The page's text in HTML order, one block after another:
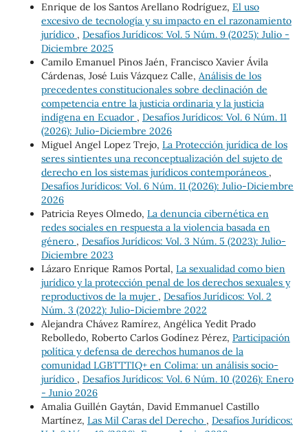
Enrique de los Santos Arellano Rodríguez, El uso
excesivo de tecnología y su impacto en el razonamiento
jurídico , Desafíos Jurídicos: Vol. 5 Núm. 9 (2025): Julio -
Diciembre 2025
Camilo Emanuel Pinos Jaén, Francisco Xavier Ávila
Cárdenas, José Luis Vázquez Calle, Análisis de los
precedentes constitucionales sobre declinación de
competencia entre la justicia ordinaria y la justicia
indígena en Ecuador , Desafíos Jurídicos: Vol. 6 Núm. 11
(2026): Julio-Diciembre 2026
Miguel Angel Lopez Trejo, La Protección jurídica de los
seres sintientes una reconceptualización del sujeto de
derecho en los sistemas jurídicos contemporáneos ,
Desafíos Jurídicos: Vol. 6 Núm. 11 (2026): Julio-Diciembre
2026
Patricia Reyes Olmedo, La denuncia cibernética en
redes sociales en respuesta a la violencia basada en
género , Desafíos Jurídicos: Vol. 3 Núm. 5 (2023): Julio-
Diciembre 2023
Lázaro Enrique Ramos Portal, La sexualidad como bien
jurídico y la protección penal de los derechos sexuales y
reproductivos de la mujer , Desafíos Jurídicos: Vol. 2
Núm. 3 (2022): Julio-Diciembre 2022
Alejandra Chávez Ramírez, Angélica Yedit Prado
Rebolledo, Roberto Carlos Godínez Pérez, Participación
política y defensa de derechos humanos de la
comunidad LGBTTTIQ+ en Colima: un análisis socio-
jurídico , Desafíos Jurídicos: Vol. 6 Núm. 10 (2026): Enero
- Junio 2026
Amalia Guillén Gaytán, David Emmanuel Castillo
Martínez, Las Mil Caras del Derecho , Desafíos Jurídicos: